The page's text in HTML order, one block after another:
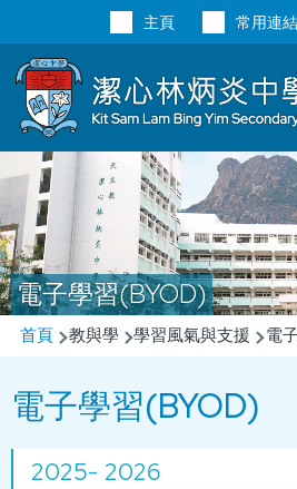
常用連結
主頁
電子學習(BYOD)
導
連
結
首頁 教與學 學習風氣與支援 電
電子學習(BYOD)
2025- 2026